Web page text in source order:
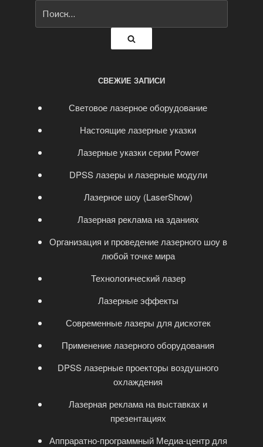
СВЕЖИЕ ЗАПИСИ
Световое лазерное оборудование
Настоящие лазерные указки
Лазерные указки серии Power
DPSS лазеры и лазерные модули
Лазерное шоу (LaserShow)
Лазерная реклама на зданиях
Организация и проведение лазерного шоу в
любой точке мира
Технологический лазер
Лазерные эффекты
Современные лазеры для дискотек
Применение лазерного оборудования
DPSS лазерные проекторы воздушного
охлаждения
Лазерная реклама на выставках и
презентациях
Аппраратно-программный Медиа-центр для